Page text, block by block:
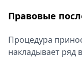
Правовые
Процедура
накладывает ряд